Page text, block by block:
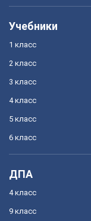
Учебники
1 класс
2 класс
3 класс
4 класс
5 класс
6 класс
ДПА
4 класс
9 класс